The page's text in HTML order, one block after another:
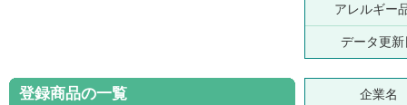
アレルギー
データ更新
登録商品の一覧 企業名